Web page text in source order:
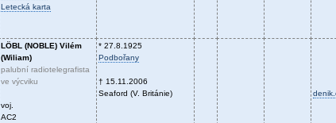
Letecká karta
LÖBL (NOBLE) Vilém
(Wiliam)
palubní radiotelegrafista
ve výcviku
voj.
AC2
* 27.8.1925
Podbořany
† 15.11.2006
Seaford (V. Británie)